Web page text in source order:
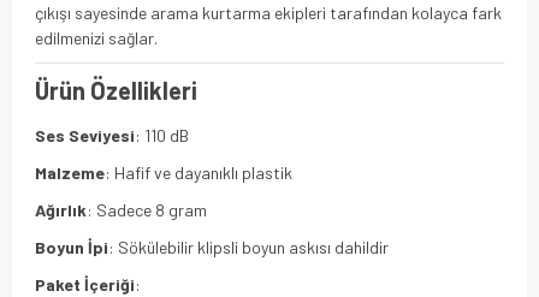
çıkışı sayesinde arama kurtarma ekipleri tarafından kolayca fark
edilmenizi sağlar.
Ürün Özellikleri
Ses Seviyesi: 110 dB
Malzeme: Hafif ve dayanıklı plastik
Ağırlık: Sadece 8 gram
Boyun İpi: Sökülebilir klipsli boyun askısı dahildir
Paket İçeriği: